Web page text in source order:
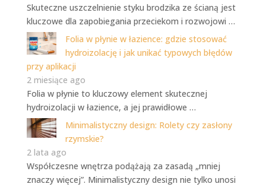
Skuteczne uszczelnienie styku brodzika ze ścianą jest
kluczowe dla zapobiegania przeciekom i rozwojowi …
Folia w płynie w łazience: gdzie stosować
hydroizolację i jak unikać typowych błędów
przy aplikacji
2 miesiące ago
Folia w płynie to kluczowy element skutecznej
hydroizolacji w łazience, a jej prawidłowe …
Minimalistyczny design: Rolety czy zasłony
rzymskie?
2 lata ago
Współczesne wnętrza podążają za zasadą „mniej
znaczy więcej”. Minimalistyczny design nie tylko unosi